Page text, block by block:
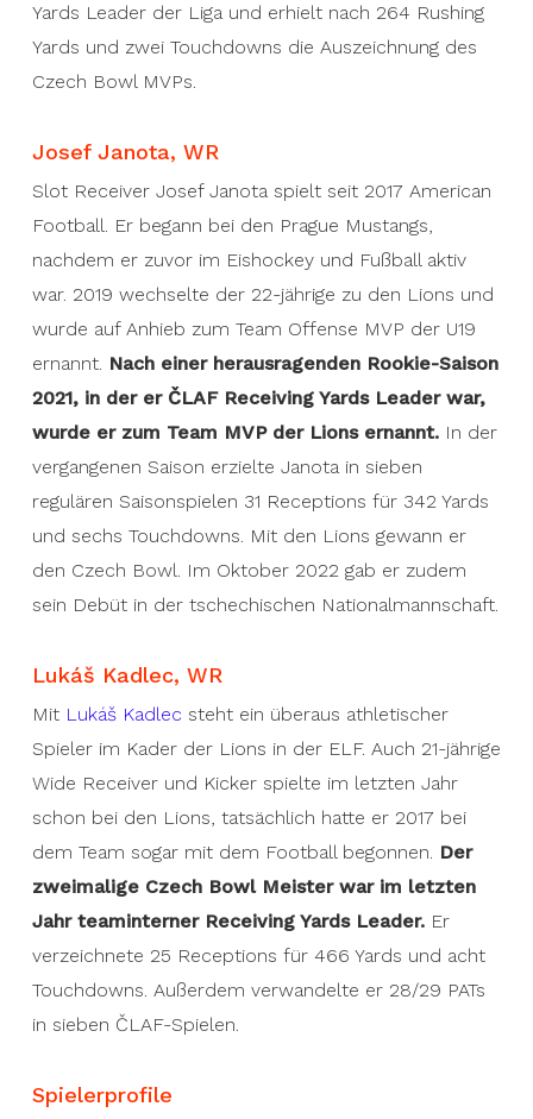
Yards Leader der Liga und erhielt nach 264 Rushing
Yards und zwei Touchdowns die Auszeichnung des
Czech Bowl MVPs.
Josef Janota, WR
Slot Receiver Josef Janota spielt seit 2017 American
Football. Er begann bei den Prague Mustangs,
nachdem er zuvor im Eishockey und Fußball aktiv
war. 2019 wechselte der 22-jährige zu den Lions und
wurde auf Anhieb zum Team Offense MVP der U19
ernannt. Nach einer herausragenden Rookie-Saison
2021, in der er ČLAF Receiving Yards Leader war,
wurde er zum Team MVP der Lions ernannt.In der
vergangenen Saison erzielte Janota in sieben
regulären Saisonspielen 31 Receptions für 342 Yards
und sechs Touchdowns. Mit den Lions gewann er
den Czech Bowl. Im Oktober 2022 gab er zudem
sein Debüt in der tschechischen Nationalmannschaft.
Lukáš Kadlec, WR
Mit Lukáš Kadlec steht ein überaus athletischer
Spieler im Kader der Lions in der ELF. Auch 21-jährige
Wide Receiver und Kicker spielte im letzten Jahr
schon bei den Lions, tatsächlich hatte er 2017 bei
dem Team sogar mit dem Football begonnen. Der
zweimalige Czech Bowl Meister war im letzten
Jahr teaminterner Receiving Yards Leader.Er
verzeichnete 25 Receptions für 466 Yards und acht
Touchdowns. Außerdem verwandelte er 28/29 PATs
in sieben ČLAF-Spielen.
Spielerprofile